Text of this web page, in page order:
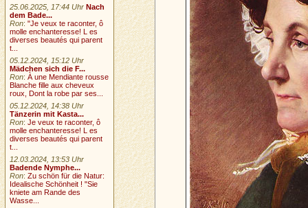
25.06.2025, 17:44 Uhr Nach
dem Bade...
Ron:"Je veux te raconter, ô
molle enchanteresse! L es
diverses beautés qui parent
t...
05.12.2024, 15:12 Uhr
Mädchen sich die F...
Ron:À une Mendiante rousse
Blanche fille aux cheveux
roux, Dont la robe par ses...
05.12.2024, 14:38 Uhr
Tänzerin mit Kasta...
Ron:Je veux te raconter, ô
molle enchanteresse! L es
diverses beautés qui parent
t...
12.03.2024, 13:53 Uhr
Badende Nymphe...
Ron:Zu schön für die Natur:
Idealische Schönheit ! "Sie
kniete am Rande des
Wasse...